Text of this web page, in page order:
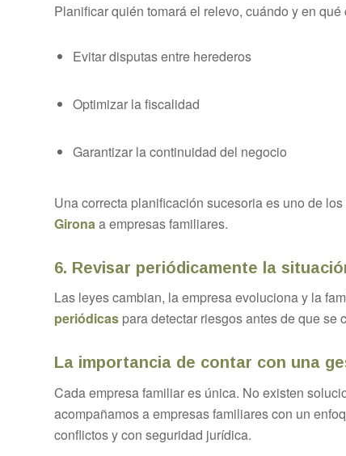
Planificar quién tomará el relevo, cuándo y en
Evitar disputas entre herederos
Optimizar la fiscalidad
Garantizar la continuidad del negocio
Una correcta planificación sucesoria es uno de
Gironaa empresas familiares.
6. Revisar periódicamente la
Las leyes cambian, la empresa evoluciona y la
periódicas para detectar riesgos antes de que se
La importancia de contar con una
Cada empresa familiar es única. No existen
acompañamos a empresas familiares con un
conflictos y con seguridad jurídica.